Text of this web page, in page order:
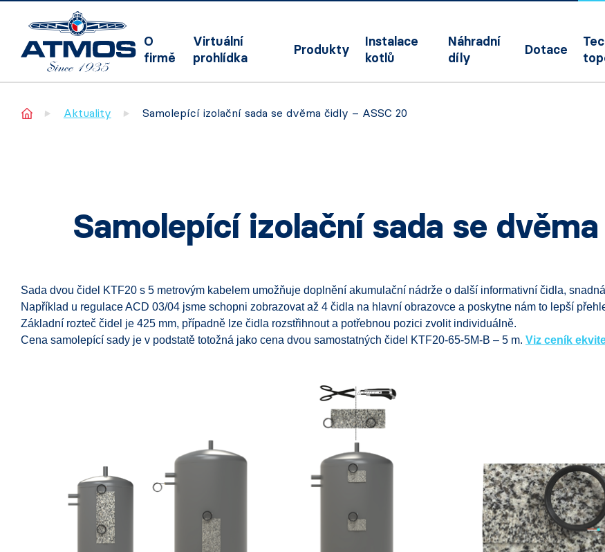
O
firmě
Virtuální
prohlídka
Produkty
Instalace
kotlů
Náhradní
díly
Dotace
Home Aktuality Samolepící izolační sada se dvěma čidly – ASSC 20
Samolepící izolační sada se
Sada dvou čidel KTF20 s 5 metrovým kabelem umožňuje doplnění akumulační nádrže o další informativní čidla,
Například u regulace ACD 03/04 jsme schopni zobrazovat až 4 čidla na hlavní obrazovce a poskytne nám to lepší
Základní rozteč čidel je 425 mm, případně lze čidla rozstřihnout a potřebnou pozici zvolit individuálně.
Cena samolepící sady je v podstatě totožná jako cena dvou samostatných čidel KTF20-65-5M-B – 5 m. Viz ceník